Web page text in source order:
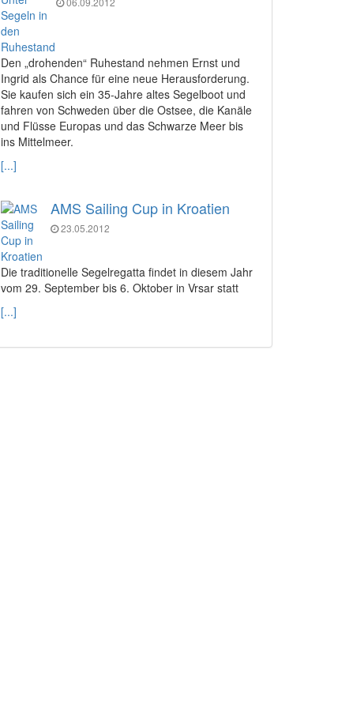
Den „drohenden“ Ruhestand nehmen Ernst und
Ingrid als Chance für eine neue Herausforderung.
Sie kaufen sich ein 35-Jahre altes Segelboot und
fahren von Schweden über die Ostsee, die Kanäle
und Flüsse Europas und das Schwarze Meer bis
ins Mittelmeer.
[...]
AMS Sailing Cup in Kroatien
23.05.2012
Die traditionelle Segelregatta findet in diesem Jahr
vom 29. September bis 6. Oktober in Vrsar statt
[...]